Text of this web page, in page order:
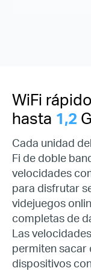
WiFi
hasta 1,2
Cada unidad
Fi de doble
velocidades
para disfrutar
videjuegos
completas de
Las
permiten sacar
dispositivos